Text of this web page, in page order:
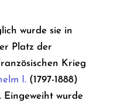
wurde sie in
Platz der
Krieg
I. (1797-1888)
wurde